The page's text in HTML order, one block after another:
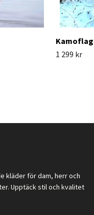
1 299 kr
kläder för dam, herr och
Upptäck stil och kvalitet